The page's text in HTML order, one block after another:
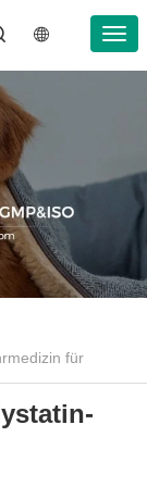
für
für Haustiere